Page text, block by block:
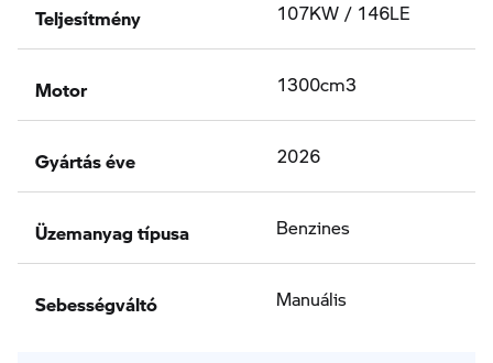
Teljesítmény 107KW / 146LE
Motor 1300cm3
Gyártás éve 2026
Üzemanyag típusa Benzines
Sebességváltó Manuális